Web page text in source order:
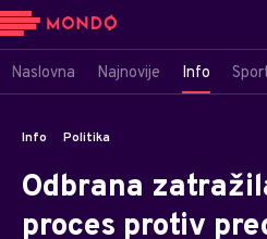
Naslovna Najnovije Info
Info Politika
Odbrana
proces protiv